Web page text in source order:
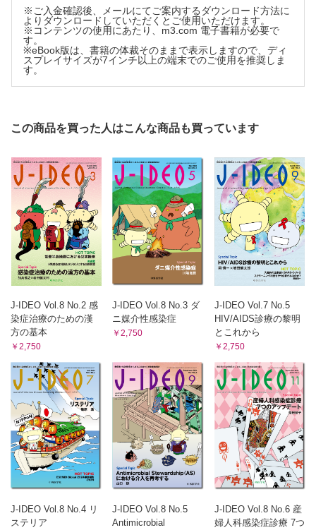
勝手にカルテ論
あの手この手のASPv16 枦 秀樹
ESBL産生腸内細菌目細菌に対するCMZの有効性
意外と知らない肝臓のキモ42 松尾裕央
感染症内科医の知っておくべき肝細胞がんの知識
統計学のABC 30 吉村健一
ハザード比（Hazard Ratio）
感染エクスリブリス 11 河村一郎
イザベル・Ｒ・プレセット『野口英世』
呼吸器感染症よもやま話 42 倉原 優
「結核の統計2023」を読み解く
今月のカビ 39 亀井克彦
「エイズ」ってなんだろう？
エゾウイルスによるマダニ媒介性感染症の発見
抗菌薬相互作用整理BOX 31 山田和範
押しかけ女房アゾール〜CYPの配位結合〜
ちょっとだけ余計にがんばる病院の感染対策 29 本田 仁
慣習的な末梢静脈ラインの交換は必要か?
JOIS presents 知っておきたいがん＋感染症 16 酒匂崇史，
荒岡秀樹
血液悪性疾患患者におけるStenotrophomonas maltophilia感
染症
サクッと学ぶHIV感染症の昔と今 1
駆け出し感染症内科医のClinical Questions
―調べたことは共有して，みんなで賢くなろう― 19
・MRSA菌血症に対するダプトマイシンとβ–ラクタム系抗菌
薬の併用治療は，どの抗菌薬で，いつ行うべきか？
・COVID–19に罹患した患者はいつから安全に手術が可能
か？
・新生児のRSウイルス感染症は予防できるのか？
・トリコスポロン感染症の最適な治療は何か？
・Critical illnessの患者にprobioticsは効果があるのか？
子どもと大人の感染症 41 齋藤昭彦
4年ぶりのID Week
今日も明日もAMR対策 37 具 芳明
薬剤耐性（AMR）対策アクションプラン2023-2027を読む 4
※ご入金確認後、メールにてご案内するダウンロード方法に
よりダウンロードしていただくとご使用いただけます。
※コンテンツの使用にあたり、m3.com 電子書籍が必要で
す。
※eBook版は、書籍の体裁そのままで表示しますので、ディ
スプレイサイズが7インチ以上の端末でのご使用を推奨しま
す。
この商品を買った人はこんな商品も買っています
J-IDEO Vol.8 No.2 感
染症治療のための漢
方の基本
￥2,750
J-IDEO Vol.8 No.3 ダ
ニ媒介性感染症
￥2,750
J-IDEO Vol.7 No.5
HIV/AIDS診療の黎明
とこれから
￥2,750
J-IDEO Vol.8 No.4 リ
ステリア
J-IDEO Vol.8 No.5
Antimicrobial
J-IDEO Vol.8 No.6 産
婦人科感染症診療 7つ